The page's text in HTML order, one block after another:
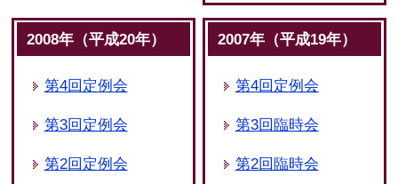
2008年（平成20年）
第4回定例会
第3回定例会
第2回定例会
2007年（平成19年）
第4回定例会
第3回臨時会
第2回臨時会